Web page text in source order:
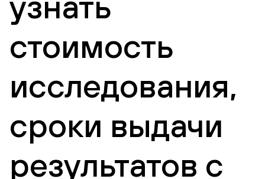
стоимость
исследования,
сроки выдачи
результатов с